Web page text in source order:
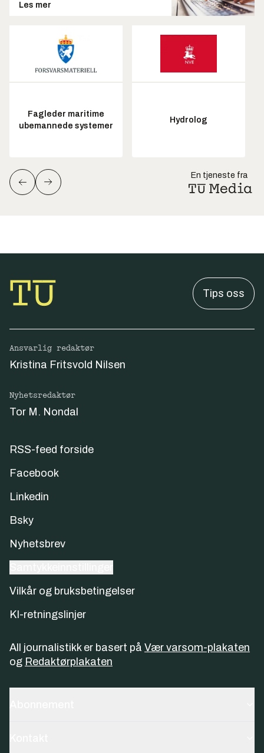
Les mer
Fagleder maritime
ubemannede systemer
Hydrolog
En tjeneste fra
Tips oss
Ansvarlig redaktør
Kristina Fritsvold Nilsen
Nyhetsredaktør
Tor M. Nondal
RSS-feed forside
Facebook
Linkedin
Bsky
Nyhetsbrev
Vilkår og bruksbetingelser
KI-retningslinjer
All journalistikk er basert på Vær varsom-plakaten
og Redaktørplakaten